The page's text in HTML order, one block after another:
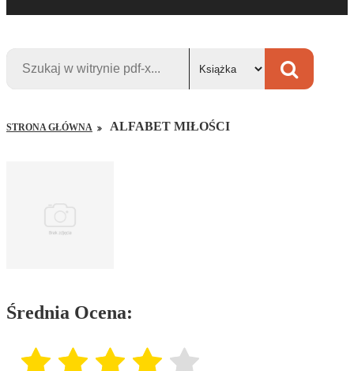
STRONA GŁÓWNA ALFABET MIŁOŚCI
Średnia Ocena: